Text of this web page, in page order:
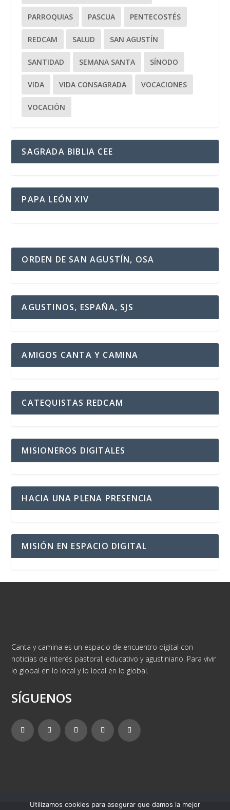
PARROQUIAS PASCUA PENTECOSTÉS
REDCAM SALUD SAN AGUSTÍN
SANTIDAD SEMANA SANTA SÍNODO
VIDA VIDA CONSAGRADA VOCACIONES
VOCACIÓN
SAGRADA BIBLIA CEE
PAPA LEÓN XIV
ORDEN DE SAN AGUSTÍN, OSA
AGUSTINOS, ESPAÑA, SJS
AMIGOS CANTA Y CAMINA
CATEQUISTAS REDCAM
MISIONEROS DIGITALES
HACIA UNA PLENA PRESENCIA
MISIÓN EN ESPACIO DIGITAL
Canta y camina es un espacio de encuentro digital con
noticias de interés pastoral, educativo y agustiniano. Para vivir
lo global en lo local y lo local en lo global.
SÍGUENOS
Utilizamos cookies para asegurar que damos la mejor